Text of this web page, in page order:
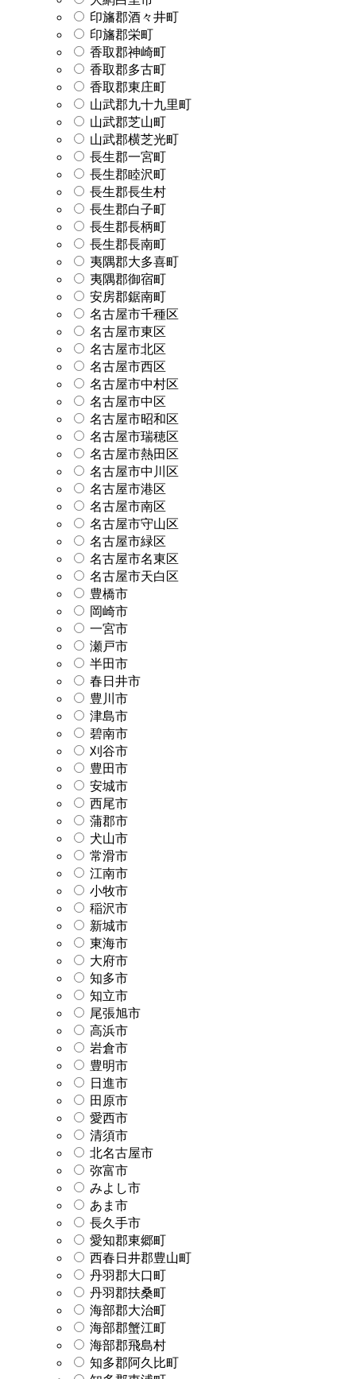
印旛郡酒々井町
印旛郡栄町
香取郡神崎町
香取郡多古町
香取郡東庄町
山武郡九十九里町
山武郡芝山町
山武郡横芝光町
長生郡一宮町
長生郡睦沢町
長生郡長生村
長生郡白子町
長生郡長柄町
長生郡長南町
夷隅郡大多喜町
夷隅郡御宿町
安房郡鋸南町
名古屋市千種区
名古屋市東区
名古屋市北区
名古屋市西区
名古屋市中村区
名古屋市中区
名古屋市昭和区
名古屋市瑞穂区
名古屋市熱田区
名古屋市中川区
名古屋市港区
名古屋市南区
名古屋市守山区
名古屋市緑区
名古屋市名東区
名古屋市天白区
豊橋市
岡崎市
一宮市
瀬戸市
半田市
春日井市
豊川市
津島市
碧南市
刈谷市
豊田市
安城市
西尾市
蒲郡市
犬山市
常滑市
江南市
小牧市
稲沢市
新城市
東海市
大府市
知多市
知立市
尾張旭市
高浜市
岩倉市
豊明市
日進市
田原市
愛西市
清須市
北名古屋市
弥富市
みよし市
あま市
長久手市
愛知郡東郷町
西春日井郡豊山町
丹羽郡大口町
丹羽郡扶桑町
海部郡大治町
海部郡蟹江町
海部郡飛島村
知多郡阿久比町